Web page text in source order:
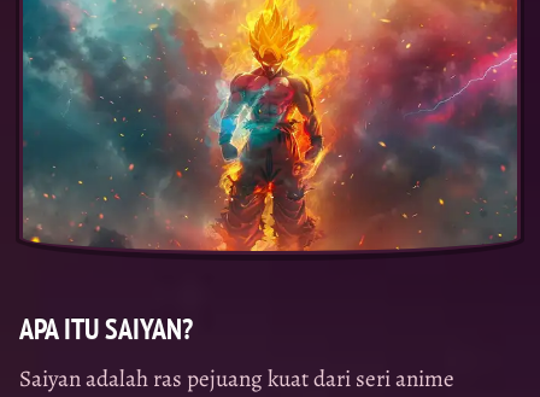
APA ITU SAIYAN?
Saiyan adalah ras pejuang kuat dari seri anime